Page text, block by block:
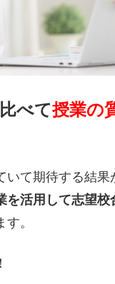
べて授業の
て期待する結果
を活用して志望
。